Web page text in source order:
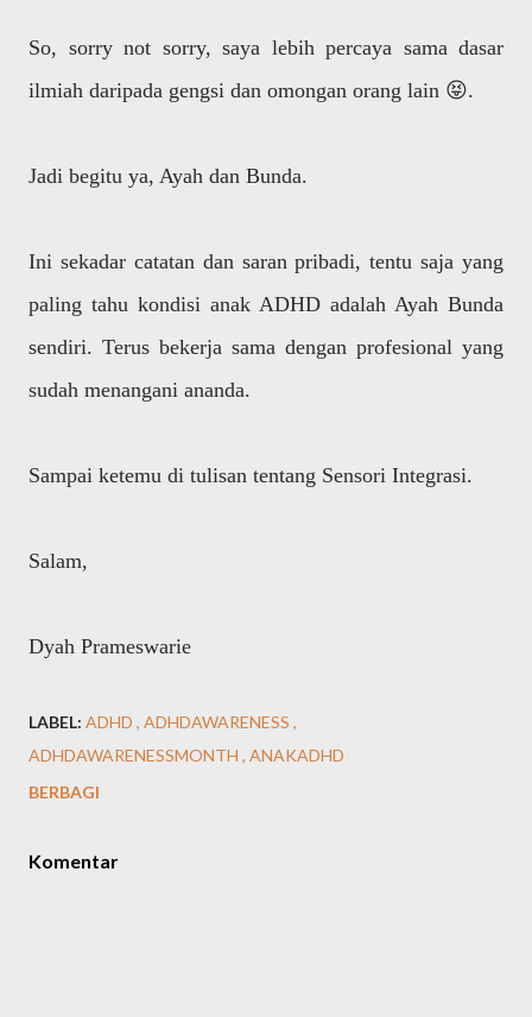
So, sorry not sorry, saya lebih percaya sama dasar
ilmiah daripada gengsi dan omongan orang lain 😝.
Jadi begitu ya, Ayah dan Bunda.
Ini sekadar catatan dan saran pribadi, tentu saja yang
paling tahu kondisi anak ADHD adalah Ayah Bunda
sendiri. Terus bekerja sama dengan profesional yang
sudah menangani ananda.
Sampai ketemu di tulisan tentang Sensori Integrasi.
Salam,
Dyah Prameswarie
LABEL: ADHD ADHDAWARENESS
ADHDAWARENESSMONTH ANAKADHD
BERBAGI
Komentar